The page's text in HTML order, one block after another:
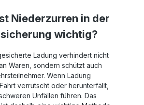
Niederzurren in der
wichtig?
Ladung verhindert nicht
Waren, sondern schützt auch
Wenn Ladung
verrutscht oder herunterfällt,
Unfällen führen. Das